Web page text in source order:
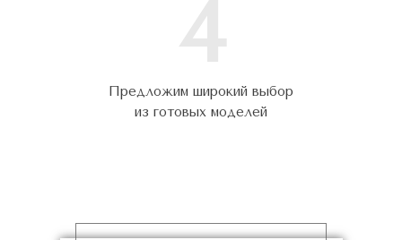
Предложим широкий выбор
из готовых моделей